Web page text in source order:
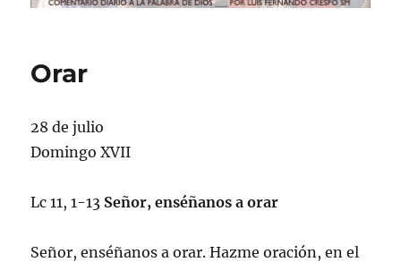
Orar
28 de julio
Domingo XVII
Lc 11, 1-13 Señor, enséñanos a orar
Señor, enséñanos a orar. Hazme oración, en el